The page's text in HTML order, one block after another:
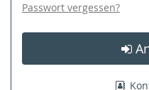
Passwort vergessen?